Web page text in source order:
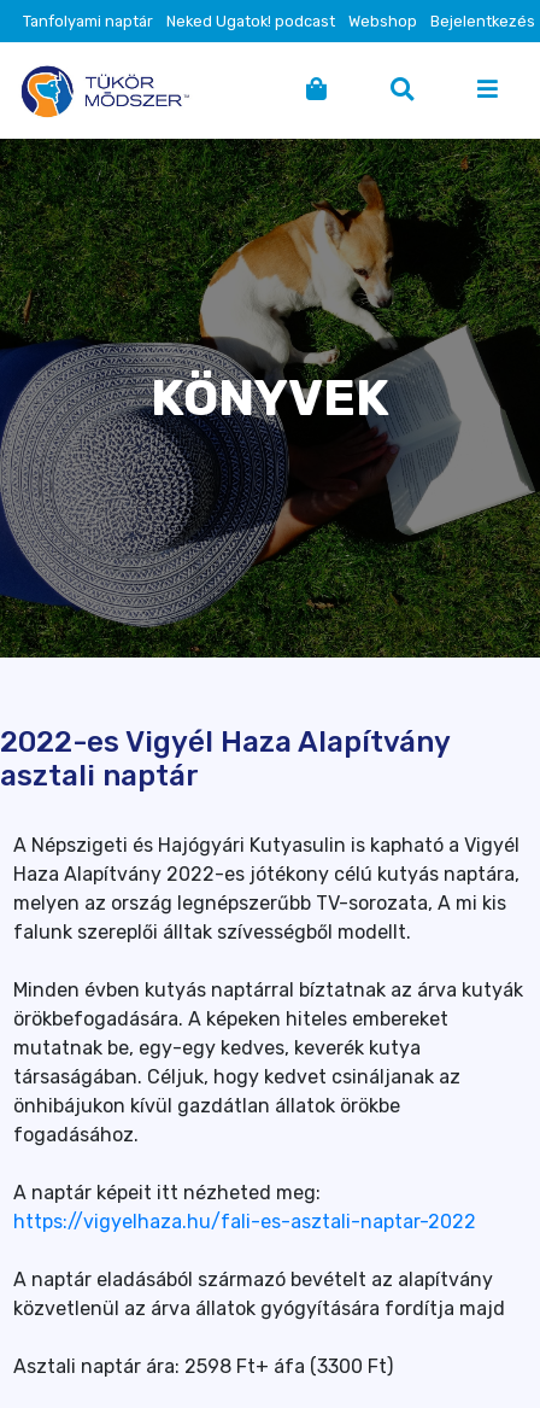
Tanfolyami naptár Neked Ugatok! podcast Webshop Bejelentkezés
KÖNYVEK
2022-es Vigyél Haza Alapítvány
asztali naptár
A Népszigeti és Hajógyári Kutyasulin is kapható a Vigyél
Haza Alapítvány 2022-es jótékony célú kutyás naptára,
melyen az ország legnépszerűbb TV-sorozata, A mi kis
falunk szereplői álltak szívességből modellt.
Minden évben kutyás naptárral bíztatnak az árva kutyák
örökbefogadására. A képeken hiteles embereket
mutatnak be, egy-egy kedves, keverék kutya
társaságában. Céljuk, hogy kedvet csináljanak az
önhibájukon kívül gazdátlan állatok örökbe
fogadásához.
A naptár képeit itt nézheted meg:
https://vigyelhaza.hu/fali-es-asztali-naptar-2022
A naptár eladásából származó bevételt az alapítvány
közvetlenül az árva állatok gyógyítására fordítja majd
Asztali naptár ára: 2598 Ft+ áfa (3300 Ft)